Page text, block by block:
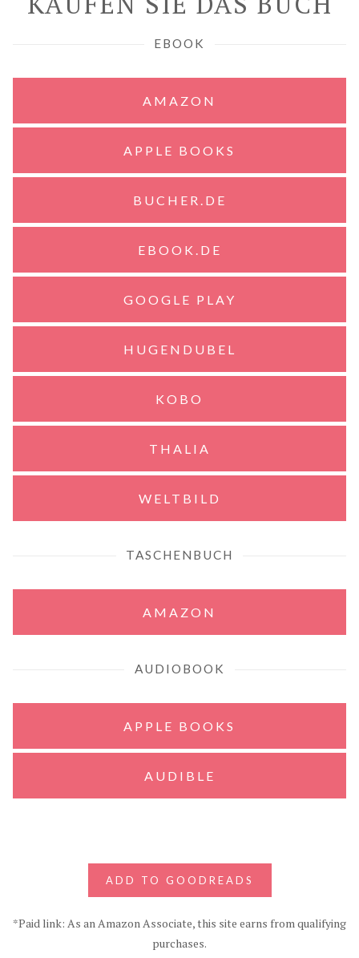
EBOOK
AMAZON
APPLE BOOKS
BUCHER.DE
EBOOK.DE
GOOGLE PLAY
HUGENDUBEL
KOBO
THALIA
WELTBILD
TASCHENBUCH
AMAZON
AUDIOBOOK
APPLE BOOKS
AUDIBLE
ADD TO GOODREADS
*Paid link: As an Amazon Associate, this site earns from qualifying
purchases.